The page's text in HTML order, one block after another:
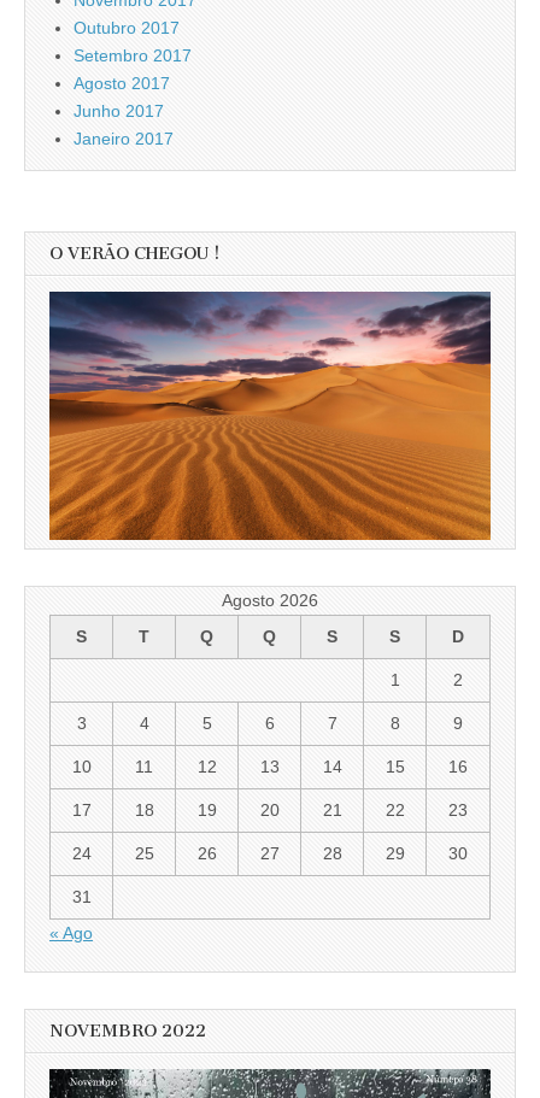
Outubro 2017
Setembro 2017
Agosto 2017
Junho 2017
Janeiro 2017
O VERÃO CHEGOU !
Agosto 2026
S
T Q Q S S D
1 2
3 4 5 6 7 8 9
10 11 12 13 14 15 16
17 18 19 20 21 22 23
24 25 26 27 28 29 30
31
« Ago
NOVEMBRO 2022